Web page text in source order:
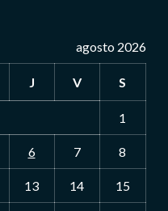
agosto 2026
J V S
1
6 7 8
13 14 15